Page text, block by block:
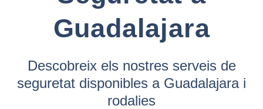
Guadalajara
Descobreix els nostres serveis de
seguretat disponibles a Guadalajara i
rodalies